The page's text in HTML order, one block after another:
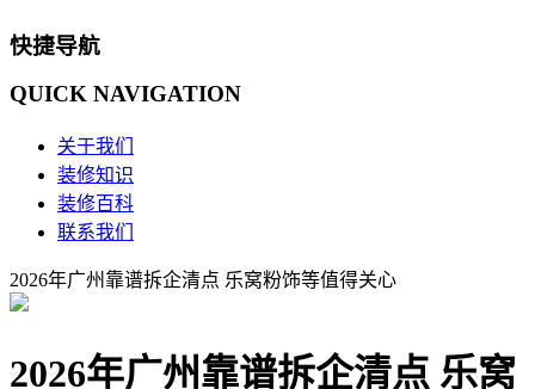
快捷导航
QUICK NAVIGATION
关于我们
装修知识
装修百科
联系我们
2026年广州靠谱拆企清点 乐窝粉饰等值得关心
2026年广州靠谱拆企清点 乐窝